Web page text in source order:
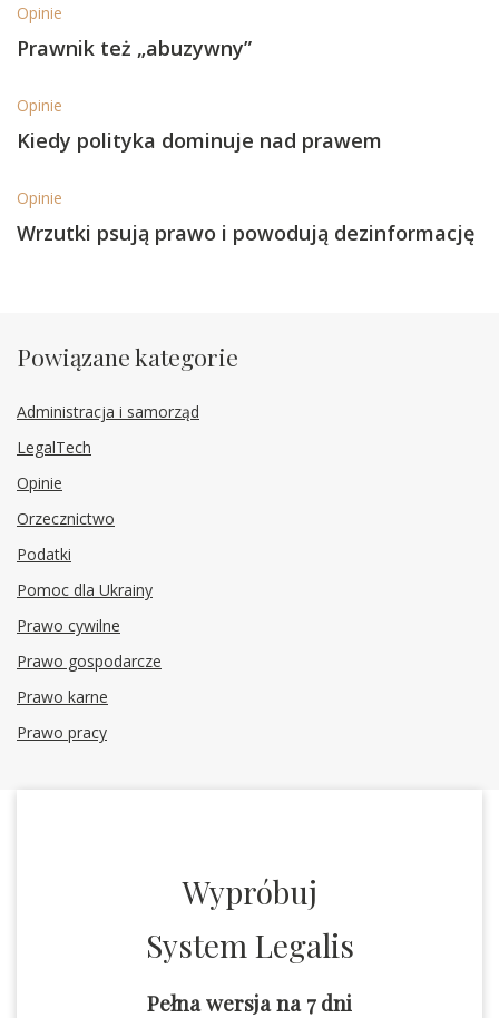
Opinie
Prawnik też „abuzywny”
Opinie
Kiedy polityka dominuje nad prawem
Opinie
Wrzutki psują prawo i powodują dezinformację
Powiązane kategorie
Administracja i samorząd
LegalTech
Opinie
Orzecznictwo
Podatki
Pomoc dla Ukrainy
Prawo cywilne
Prawo gospodarcze
Prawo karne
Prawo pracy
Wypróbuj
System Legalis
Pełna wersja na 7 dni